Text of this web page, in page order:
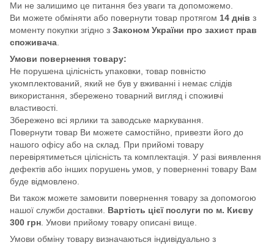
Ми не залишимо це питання без уваги та допоможемо.
Ви можете обміняти або повернути товар протягом 14 днів з
моменту покупки згідно з Законом України про захист прав
споживача
Умови повернення товару:
Не порушена цілісність упаковки, товар повністю
укомплектований, який не був у вживанні і немає слідів
використання, збережено товарний вигляд і споживчі
властивості.
Збережено всі ярлики та заводське маркування.
Повернути товар Ви можете самостійно, привезти його до
нашого офісу або на склад. При прийомі товару
перевірятиметься цілісність та комплектація. У разі виявлення
дефектів або інших порушень умов, у поверненні товару Вам
буде відмовлено.
Ви також можете замовити повернення товару за допомогою
нашої служби доставки. Вартість цієї послуги по м. Києву
300 грн . Умови прийому товару описані вище.
Умови обміну товару визначаються індивідуально з